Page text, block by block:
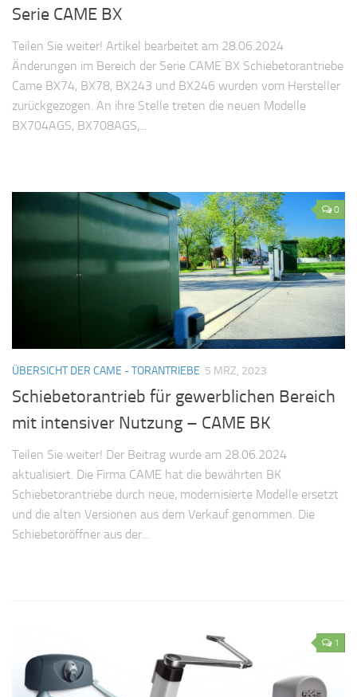
Serie CAME BX
Teilen Sie weiter! Artikel bearbeitet am 28.06.2024
Änderungen im Bereich der Serie CAME BX Schiebetorantriebe
Came BX74, BX78, BX243 und BX246 wurden vom Hersteller
zurückgezogen. An ihre Stelle treten die neuen Modelle
BX704AGS, BX708AGS,...
0
ÜBERSICHT DER CAME - TORANTRIEBE 5 MRZ, 2023
Schiebetorantrieb für gewerblichen Bereich
mit intensiver Nutzung – CAME BK
Teilen Sie weiter! Der Beitrag wurde am 28.06.2024
aktualisiert. Die Firma CAME hat die bewährten BK
Schiebetorantriebe durch neue, modernisierte Modelle ersetzt
und die alten Versionen aus dem Verkauf genommen. Die
Schiebetoröffner aus der...
1